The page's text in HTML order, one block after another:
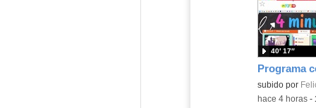
Contenido
subido por
40′ 17″
-hace 4 horas-